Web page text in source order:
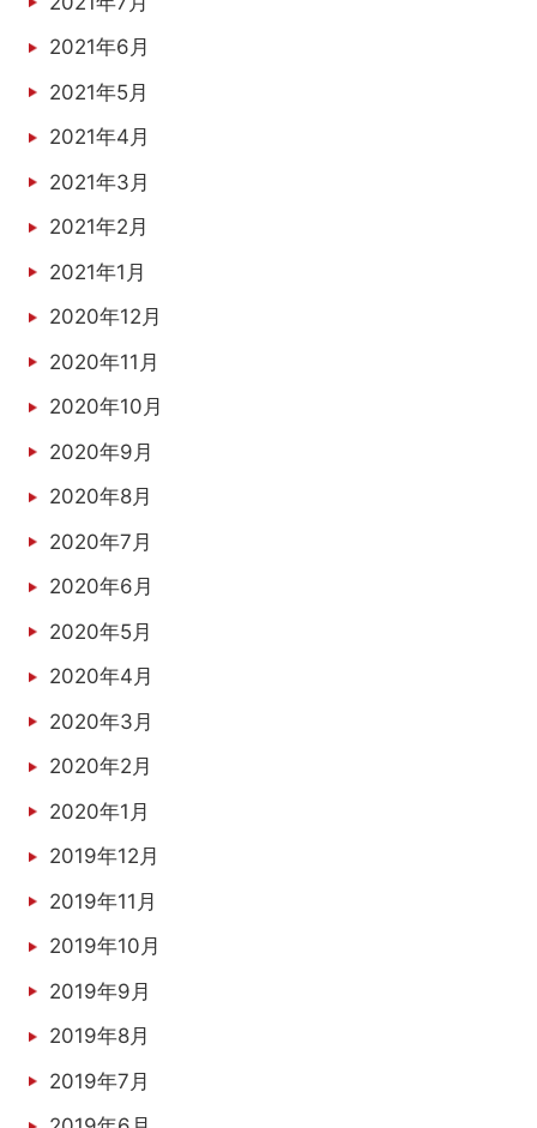
2021年6月
2021年5月
2021年4月
2021年3月
2021年2月
2021年1月
2020年12月
2020年11月
2020年10月
2020年9月
2020年8月
2020年7月
2020年6月
2020年5月
2020年4月
2020年3月
2020年2月
2020年1月
2019年12月
2019年11月
2019年10月
2019年9月
2019年8月
2019年7月